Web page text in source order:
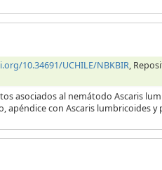
10.34691/UCHILE/NBKBIR,
asociados al nemátodo Ascaris
apéndice con Ascaris lumbricoides